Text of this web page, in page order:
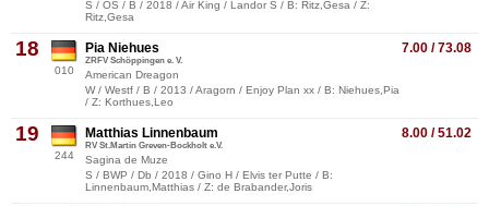
S / OS / B / 2018 / Air King / Landor S / B: Ritz,Gesa / Z:
Ritz,Gesa
18
010
7.00 / 73.08
Pia Niehues
ZRFV Schöppingen e. V.
American Dreagon
W / Westf / B / 2013 / Aragorn / Enjoy Plan xx / B: Niehues,Pia
/ Z: Korthues,Leo
19
244
8.00 / 51.02
Matthias Linnenbaum
RV St.Martin Greven-Bockholt e.V.
Sagina de Muze
S / BWP / Db / 2018 / Gino H / Elvis ter Putte / B:
Linnenbaum,Matthias / Z: de Brabander,Joris